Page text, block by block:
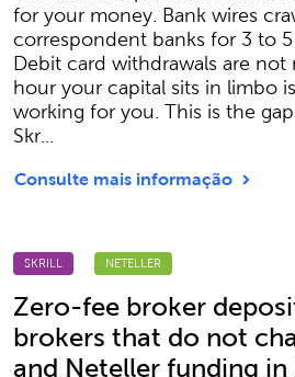
for your money. Bank wires
correspondent banks for 3 to 5
Debit card withdrawals are not
hour your capital sits in limbo
working for you. This is the
Skr...
Consulte mais informação
SKRILL NETELLER
Zero-fee broker
brokers that do not
and Neteller funding in